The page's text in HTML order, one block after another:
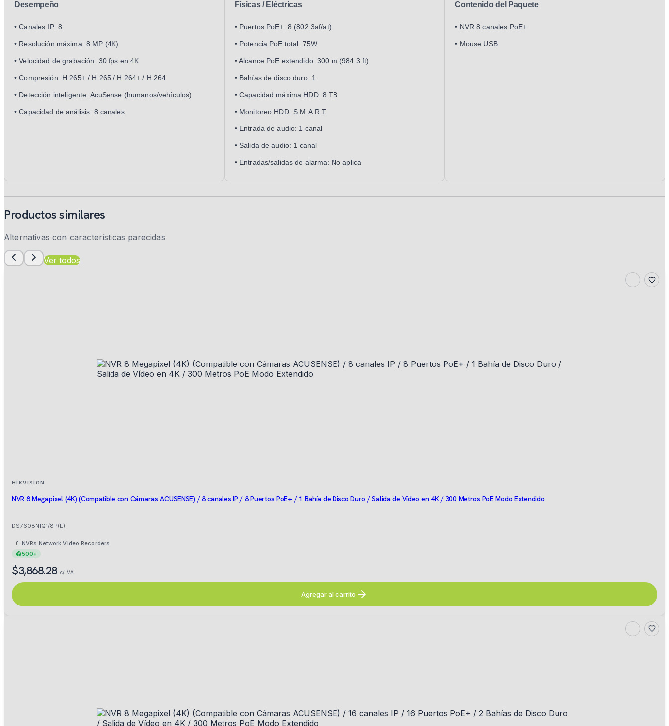
Desempeño
• Canales IP: 8
• Resolución máxima: 8 MP (4K)
• Velocidad de grabación: 30 fps en 4K
• Compresión: H.265+ / H.265 / H.264+ / H.264
• Detección inteligente: AcuSense (humanos/vehículos)
• Capacidad de análisis: 8 canales
Físicas / Eléctricas
• Puertos PoE+: 8 (802.3af/at)
• Potencia PoE total: 75W
• Alcance PoE extendido: 300 m (984.3 ft)
• Bahías de disco duro: 1
• Capacidad máxima HDD: 8 TB
• Monitoreo HDD: S.M.A.R.T.
• Entrada de audio: 1 canal
• Salida de audio: 1 canal
• Entradas/salidas de alarma: No aplica
Contenido del Paquete
• NVR 8 canales PoE+
• Mouse USB
Productos similares
Alternativas con características parecidas
Ver todos
HIKVISION
NVR 8 Megapixel (4K) (Compatible con Cámaras ACUSENSE) / 8 canales IP / 8 Puertos PoE+ / 1 Bahía de Disco Duro / Salida de Vídeo en 4K / 300 Metros PoE Modo Extendido
DS7608NIQ1/8P(E)
NVRs Network Video Recorders
500+
$3,868.28 c/IVA
Agregar al carrito